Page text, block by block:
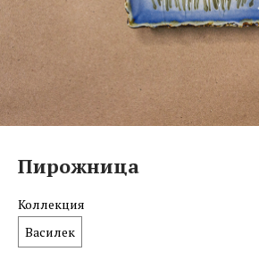
Пирожница
Коллекция
Василек